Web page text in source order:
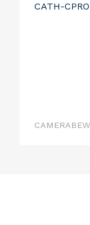
CATH-